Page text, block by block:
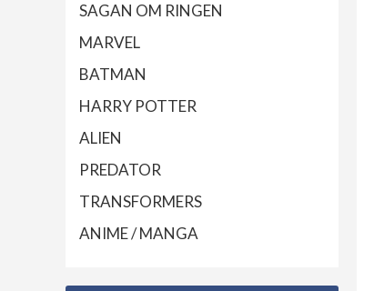
SAGAN OM RINGEN
MARVEL
BATMAN
HARRY POTTER
ALIEN
PREDATOR
TRANSFORMERS
ANIME / MANGA